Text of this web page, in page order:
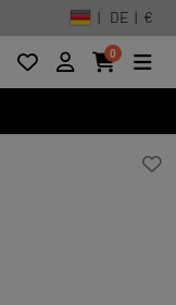
| DE | €
0